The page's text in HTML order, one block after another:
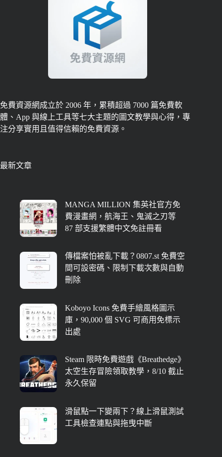
免費資源網成立於 2006 年，累積超過 7000 篇免費軟
體、App 與線上工具等七大主題的圖文教學與心得，專
注分享實用且值得信賴的免費資源。
最新文章
MANGA MILLION 集英社官方免
費漫畫網，航海王、鬼滅之刃等
87 部支援繁體中文免註冊看
傳檔案怕被亂下載？0807.st 免費空
間可設密碼、限制下載次數與自動
刪除
Koboyo Icons 免費手繪風格圖示
庫，90,000 個 SVG 可商用免標示
出處
Steam 限時免費遊戲《Breathedge》
太空生存冒險領取教學，8/10 截止
永久保留
滑鼠點一下變兩下？線上滑鼠測試
工具檢查連點與拖曳中斷